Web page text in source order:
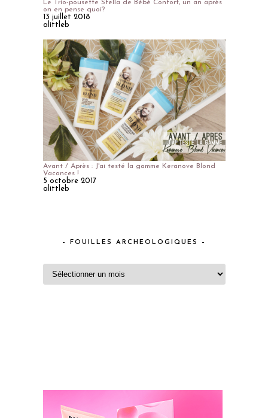
Le Trio-pousette Stella de Bébé Confort, un an après
on en pense quoi?
13 juillet 2018
alittleb
Avant / Après : J'ai testé la gamme Keranove Blond
Vacances !
5 octobre 2017
alittleb
– FOUILLES ARCHEOLOGIQUES –